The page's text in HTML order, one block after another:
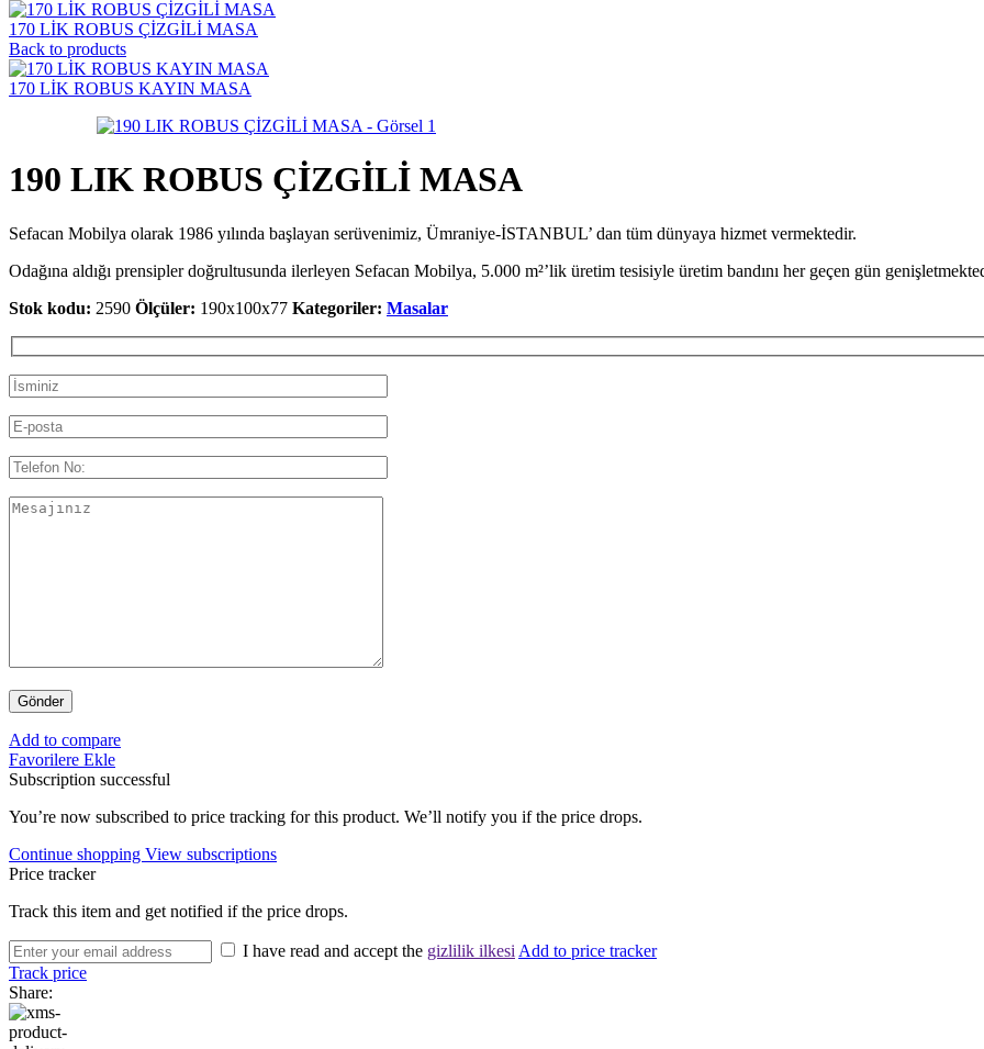
170 LİK ROBUS ÇİZGİLİ MASA
Back to products
170 LİK ROBUS KAYIN MASA
190 LIK ROBUS ÇİZGİLİ MASA
Sefacan Mobilya olarak 1986 yılında başlayan serüvenimiz, Ümraniye-İSTANBUL’ dan tüm dünyaya hizmet vermektedir.
Odağına aldığı prensipler doğrultusunda ilerleyen Sefacan Mobilya, 5.000 m²’lik üretim tesisiyle üretim bandını her geçen gün
Stok kodu: 2590 Ölçüler: 190x100x77 Kategoriler: Masalar
Add to compare
Favorilere Ekle
Subscription successful
You’re now subscribed to price tracking for this product. We’ll notify you if the price drops.
Continue shopping View subscriptions
Price tracker
Track this item and get notified if the price drops.
I have read and accept the gizlilik ilkesiAdd to price tracker
Track price
Share: